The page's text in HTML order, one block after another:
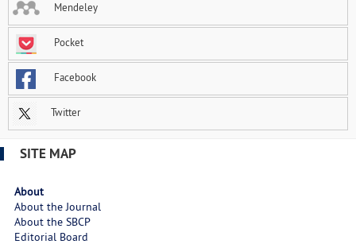
Mendeley
Pocket
Facebook
Twitter
SITE MAP
About
About the Journal
About the SBCP
Editorial Board